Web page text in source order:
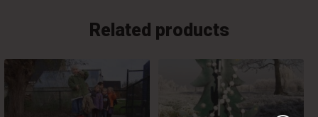
Related products